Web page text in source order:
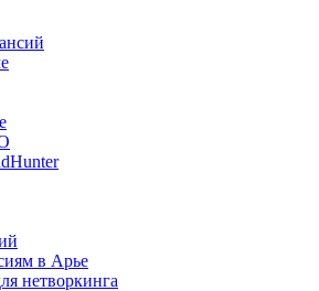
в Арье
нетворкинга